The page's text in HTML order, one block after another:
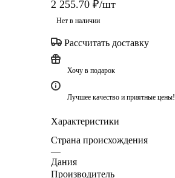
2 255.70 ₽/шт
Нет в наличии
Рассчитать доставку
Хочу в подарок
Лучшее качество и приятные цены!
Характеристики
Страна происхождения
—
Дания
Производитель